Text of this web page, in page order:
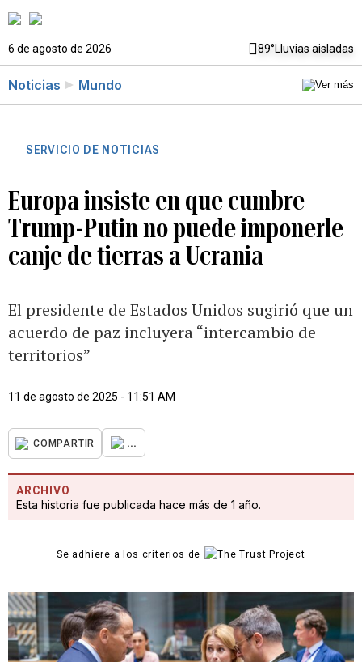
6 de agosto de 2026 89°Lluvias aisladas
Noticias Mundo
SERVICIO DE NOTICIAS
Europa insiste en que cumbre
Trump-Putin no puede imponerle
canje de tierras a Ucrania
El presidente de Estados Unidos sugirió que un
acuerdo de paz incluyera “intercambio de
territorios”
11 de agosto de 2025 - 11:51 AM
COMPARTIR ...
ARCHIVO
Esta historia fue publicada hace más de 1 año.
Se adhiere a los criterios de